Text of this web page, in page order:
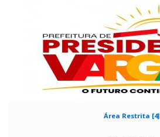
Área Restrita [4]